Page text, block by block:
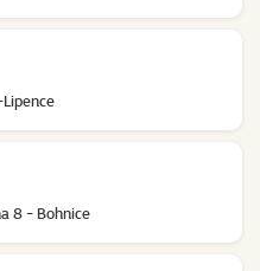
8 - Bohnice